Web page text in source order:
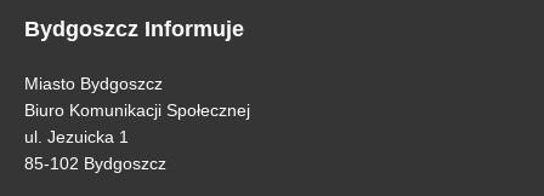
Bydgoszcz Informuje
Miasto Bydgoszcz
Biuro Komunikacji Społecznej
ul. Jezuicka 1
85-102 Bydgoszcz